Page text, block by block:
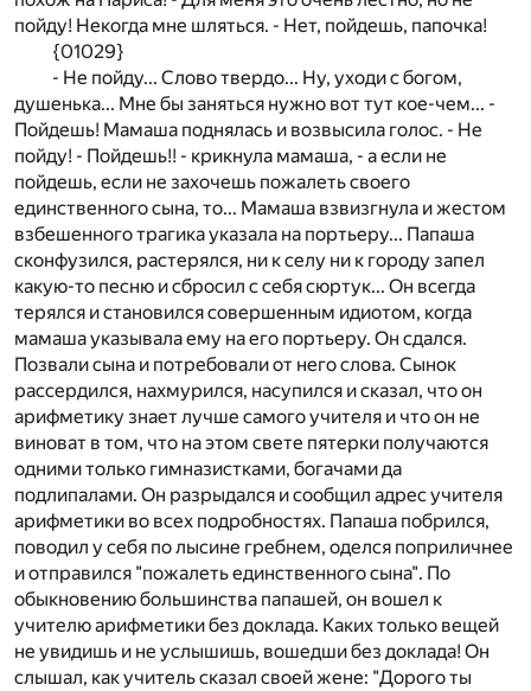
пойду! Некогда мне шляться. - Нет, пойдешь, папочка!
{01029}
- Не пойду... Слово твердо... Ну, уходи с богом,
душенька... Мне бы заняться нужно вот тут кое-чем... -
Пойдешь! Мамаша поднялась и возвысила голос. - Не
пойду! - Пойдешь!! - крикнула мамаша, - а если не
пойдешь, если не захочешь пожалеть своего
единственного сына, то... Мамаша взвизгнула и жестом
взбешенного трагика указала на портьеру... Папаша
сконфузился, растерялся, ни к селу ни к городу запел
какую-то песню и сбросил с себя сюртук... Он всегда
терялся и становился совершенным идиотом, когда
мамаша указывала ему на его портьеру. Он сдался.
Позвали сына и потребовали от него слова. Сынок
рассердился, нахмурился, насупился и сказал, что он
арифметику знает лучше самого учителя и что он не
виноват в том, что на этом свете пятерки получаются
одними только гимназистками, богачами да
подлипалами. Он разрыдался и сообщил адрес учителя
арифметики во всех подробностях. Папаша побрился,
поводил у себя по лысине гребнем, оделся поприличнее
и отправился "пожалеть единственного сына". По
обыкновению большинства папашей, он вошел к
учителю арифметики без доклада. Каких только вещей
не увидишь и не услышишь, вошедши без доклада! Он
слышал, как учитель сказал своей жене: "Дорого ты